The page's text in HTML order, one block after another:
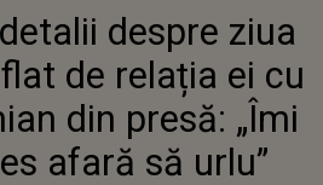
ZIUA ÎN CARE S-A AFLAT DE
RELAȚIA EI CU ANGHEL
DAMIAN DIN PRESĂ: „ÎMI
VENEA SĂ IES AFARĂ SĂ URLU”
despre ziua
de relația ei cu
din presă: „Îmi
afară să urlu”